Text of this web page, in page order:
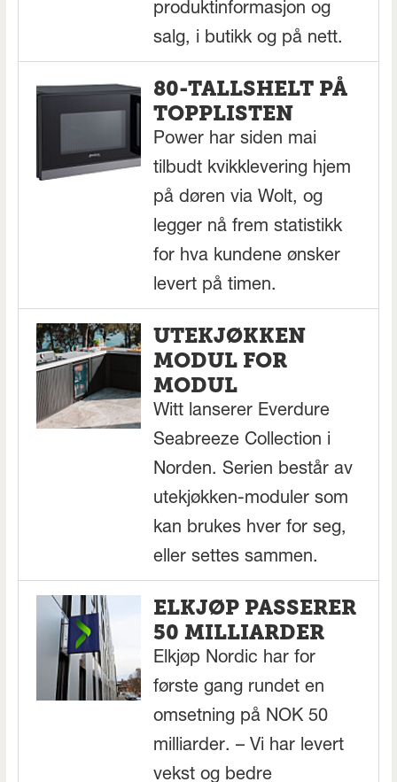
produktinformasjon og
salg, i butikk og på nett.
80-TALLSHELT PÅ
TOPPLISTEN
Power har siden mai
tilbudt kvikklevering hjem
på døren via Wolt, og
legger nå frem statistikk
for hva kundene ønsker
levert på timen.
UTEKJØKKEN
MODUL FOR
MODUL
Witt lanserer Everdure
Seabreeze Collection i
Norden. Serien består av
utekjøkken-moduler som
kan brukes hver for seg,
eller settes sammen.
ELKJØP PASSERER
50 MILLIARDER
Elkjøp Nordic har for
første gang rundet en
omsetning på NOK 50
milliarder. – Vi har levert
vekst og bedre